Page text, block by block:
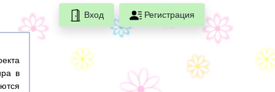
Вход Регистрация
в